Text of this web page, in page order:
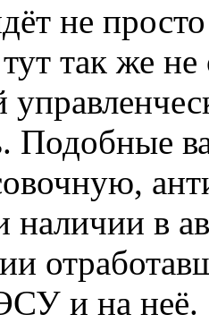
не
так же
Подобные
наличии в
и на неё.